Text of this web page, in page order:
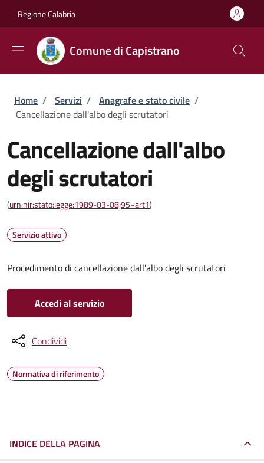
Regione Calabria
Comune di Capistrano
Briciole di pane
Home / Servizi / Anagrafe e stato civile /
Cancellazione dall'albo degli scrutatori
Cancellazione dall'albo
degli scrutatori
(urn:nir:stato:legge:1989-03-08;95~art1)
Servizio attivo
Procedimento di cancellazione dall'albo degli scrutatori
Accedi al servizio
Condividi
Normativa di riferimento
INDICE DELLA PAGINA